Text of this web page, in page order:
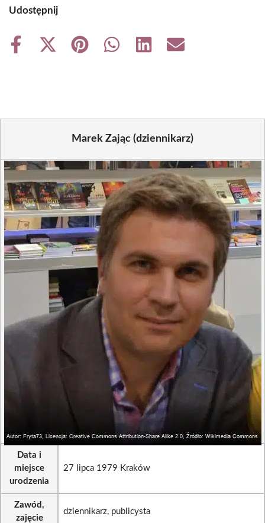
Udostępnij
Share
Share
Share
Share
Share
Share
Marek Zając (dziennikarz)
Data i
miejsce
urodzenia
27 lipca 1979 Kraków
Zawód,
zajęcie
dziennikarz, publicysta